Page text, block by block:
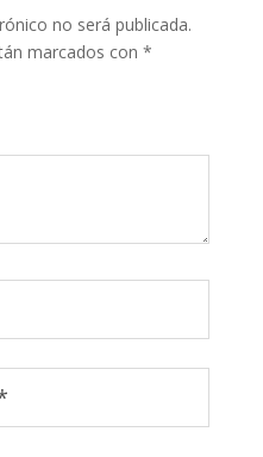
no será publicada.
marcados con *